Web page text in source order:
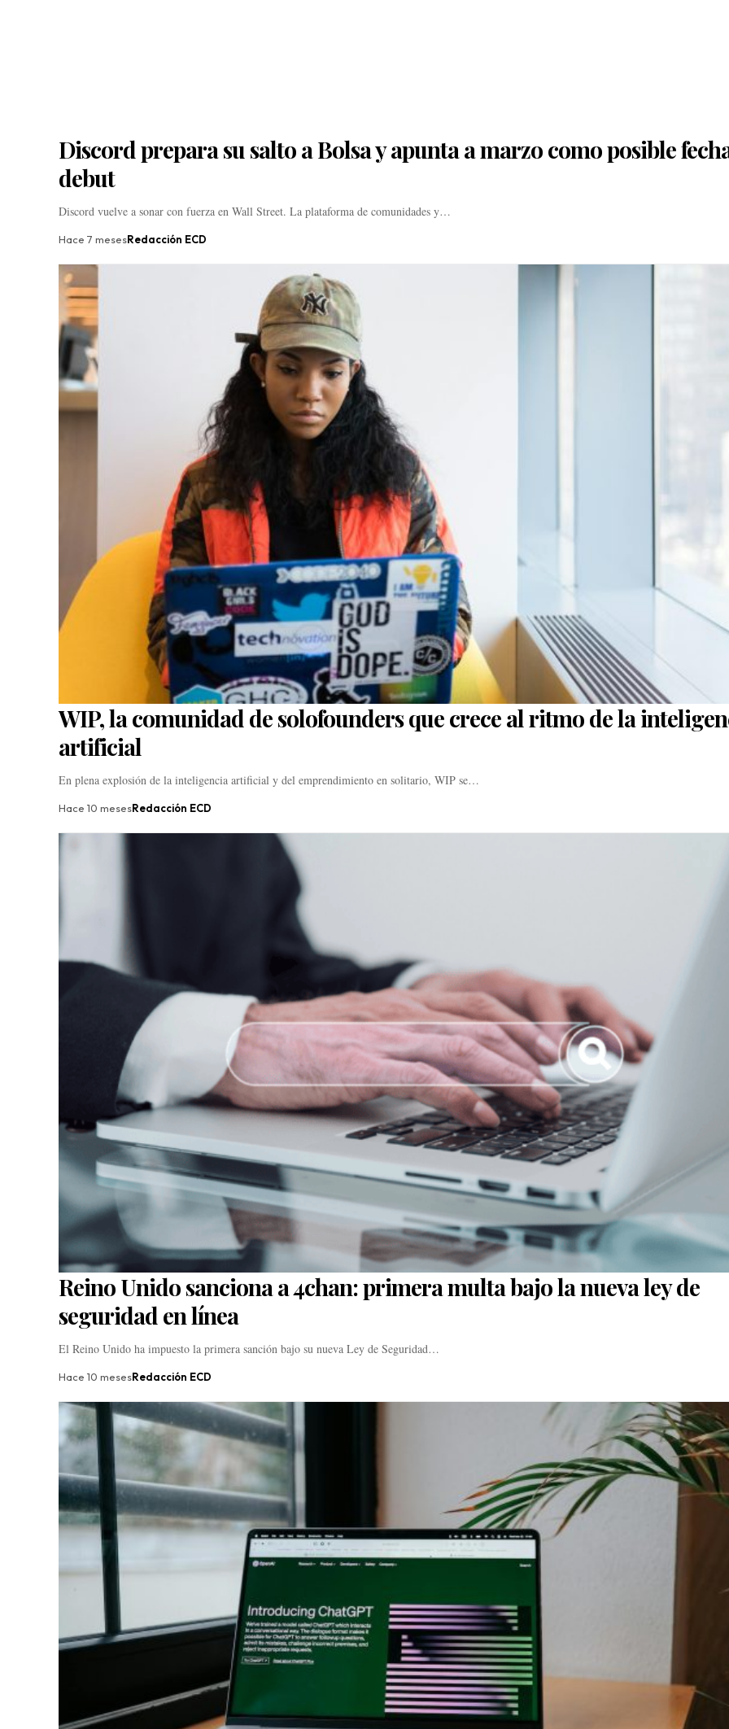
Discord prepara su salto a Bolsa y apunta a marzo como posible
debut
Discord vuelve a sonar con fuerza en Wall Street. La plataforma de comunidades y…
Hace 7 mesesRedacción ECD
WIP, la comunidad de solofounders que crece al ritmo de la
artificial
En plena explosión de la inteligencia artificial y del emprendimiento en solitario, WIP se…
Hace 10 mesesRedacción ECD
Reino Unido sanciona a 4chan: primera multa bajo la nueva ley de
seguridad en línea
El Reino Unido ha impuesto la primera sanción bajo su nueva Ley de Seguridad…
Hace 10 mesesRedacción ECD